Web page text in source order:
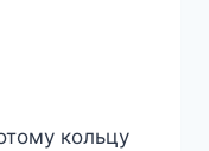
кольцу